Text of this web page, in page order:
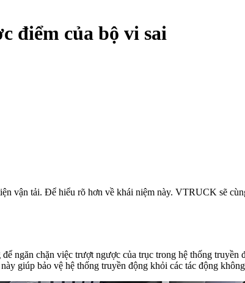
điểm của bộ vi sai
vận tải. Để hiểu rõ hơn về khái niệm này. VTRUCK sẽ
ngăn chặn việc trượt ngược của trục trong hệ thống
giúp bảo vệ hệ thống truyền động khỏi các tác động